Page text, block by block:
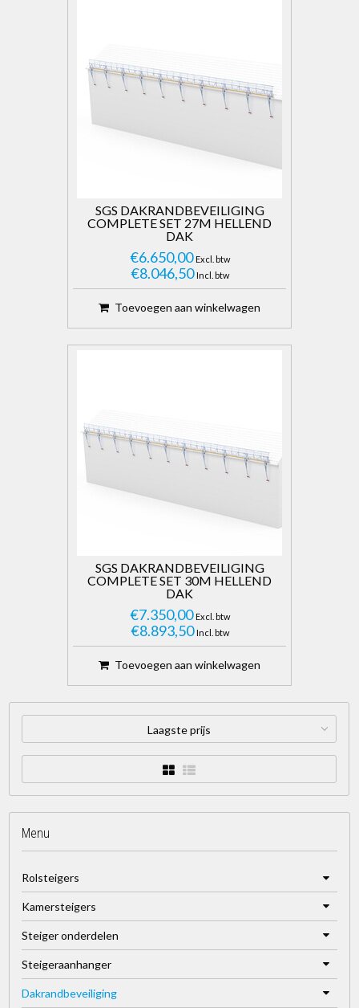
SGS DAKRANDBEVEILIGING
COMPLETE SET 27M HELLEND
DAK
€6.650,00 Excl. btw
€8.046,50 Incl. btw
Toevoegen aan winkelwagen
SGS DAKRANDBEVEILIGING
COMPLETE SET 30M HELLEND
DAK
€7.350,00 Excl. btw
€8.893,50 Incl. btw
Toevoegen aan winkelwagen
Laagste prijs
Menu
Rolsteigers
Kamersteigers
Steiger onderdelen
Steigeraanhanger
Dakrandbeveiliging